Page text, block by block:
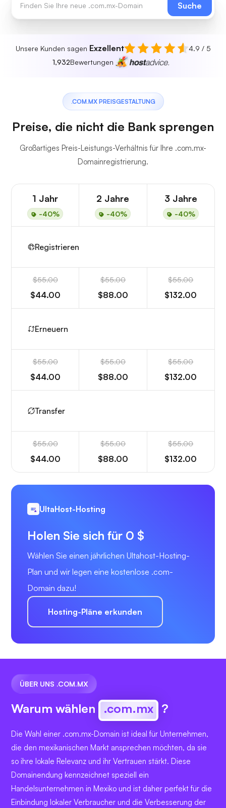
Suche
Unsere Kunden sagen Exzellent
4.9 / 5
1,932Bewertungen
.COM.MX PREISGESTALTUNG
Preise, die nicht die Bank sprengen
Großartiges Preis-Leistungs-Verhältnis für Ihre .com.mx-
Domainregistrierung.
1 Jahr
-40%
2 Jahre
-40%
3 Jahre
-40%
Registrieren
$55.00
$44.00
$55.00
$88.00
$55.00
$132.00
Erneuern
$55.00
$44.00
$55.00
$88.00
$55.00
$132.00
Transfer
$55.00
$44.00
$55.00
$88.00
$55.00
$132.00
UltaHost-Hosting
Holen Sie sich für 0 $
Wählen Sie einen jährlichen Ultahost-Hosting-
Plan und wir legen eine kostenlose .com-
Domain dazu!
Hosting-Pläne erkunden
ÜBER UNS .COM.MX
Warum wählen .com.mx ?
Die Wahl einer .com.mx-Domain ist ideal für Unternehmen,
die den mexikanischen Markt ansprechen möchten, da sie
so ihre lokale Relevanz und ihr Vertrauen stärkt. Diese
Domainendung kennzeichnet speziell ein
Handelsunternehmen in Mexiko und ist daher perfekt für die
Einbindung lokaler Verbraucher und die Verbesserung der